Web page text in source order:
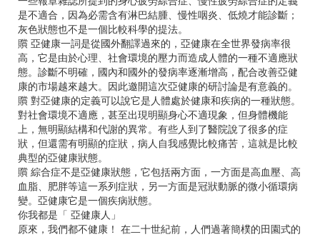
是不適合，因為必需含有淋巴結腫、慢性咽炎、低燒才能診斷；
灰色狀態也不是一個比較科學的提法。
贘 亞健康一詞是從國外翻譯過來的，亞健康在全世界發病率很
高，它是由於心理、社會環境的壓力而造成人體的一種不適應狀
態。診斷不明確，國內和國外的發病率逐漸增高，配合改善亞健
康的市場越來越大。因此邀開這次亞健康的研討論是有意義的。
贘 對亞健康的定義可以說它是人體處於健康和疾病的一種狀態。
對社會環境不適應，甚至出現明顯身心不適現象，但身體機能
上，無明顯結構和代謝的異常。有些人到了醫院說了很多的症
狀，但還需有明顯的症狀，病人自我感覺比較痛苦，這就是比較
典型的亞健康狀態。
贘 綜合症不是亞健康狀態，它包括兩方面，一方面是高血壓、高
血脂、肥胖等這一系列症狀，另一方面是冠狀動脈的微小循環病
變。亞健康它是一個疾病狀態。
你我都是「 亞健康人」
原來，我們都不健康！ 在二十世紀前，人們過著簡樸的田園式的